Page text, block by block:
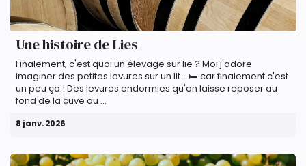
Une histoire de Lies
Finalement, c'est quoi un élevage sur lie ? Moi j'adore
imaginer des petites levures sur un lit... 🛏️ car finalement c'est
un peu ça ! Des levures endormies qu'on laisse reposer au
fond de la cuve ou ...
8 janv. 2026